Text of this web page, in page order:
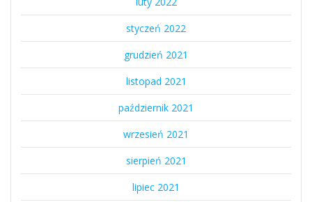
styczeń 2022
grudzień 2021
listopad 2021
październik 2021
wrzesień 2021
sierpień 2021
lipiec 2021